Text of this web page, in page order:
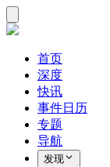
首页
深度
快讯
事件日历
专题
导航
发现